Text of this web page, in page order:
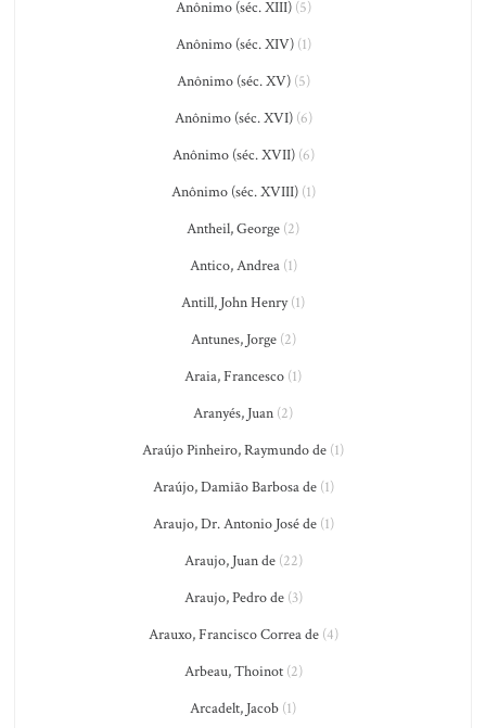
Anônimo (séc. XIII)(5)
Anônimo (séc. XIV)(1)
Anônimo (séc. XV)(5)
Anônimo (séc. XVI)(6)
Anônimo (séc. XVII)(6)
Anônimo (séc. XVIII)(1)
Antheil, George (2)
Antico, Andrea(1)
Antill, John Henry(1)
Antunes, Jorge(2)
Araia, Francesco (1)
Aranyés, Juan (2)
Araújo Pinheiro, Raymundo de (1)
Araújo, Damião Barbosa de(1)
Araujo, Dr. Antonio José de(1)
Araujo, Juan de(22)
Araujo, Pedro de(3)
Arauxo, Francisco Correa de(4)
Arbeau, Thoinot(2)
Arcadelt, Jacob (1)